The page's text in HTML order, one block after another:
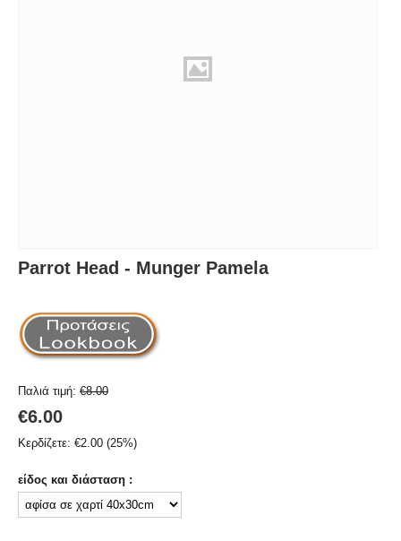
Parrot Head - Munger Pamela
Παλιά τιμή: €8.00
€6.00
Κερδίζετε: €2.00 (25%)
είδος και διάσταση :